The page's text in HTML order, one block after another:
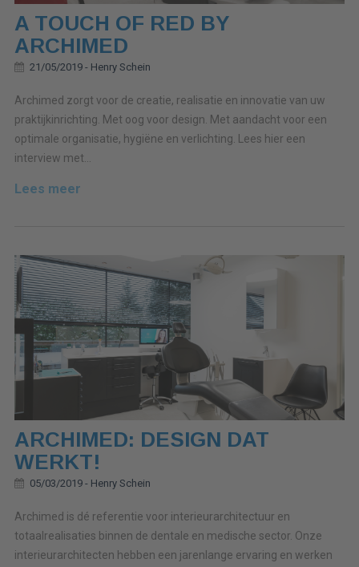
A TOUCH OF RED BY
ARCHIMED
21/05/2019 - Henry Schein
Archimed zorgt voor de creatie, realisatie en innovatie van uw
praktijkinrichting. Met oog voor design. Met aandacht voor een
optimale organisatie, hygiëne en verlichting. Lees hier een
interview met...
Lees meer
ARCHIMED: DESIGN DAT
WERKT!
05/03/2019 - Henry Schein
Archimed is dé referentie voor interieurarchitectuur en
totaalrealisaties binnen de dentale en medische sector. Onze
interieurarchitecten hebben een jarenlange ervaring en werken